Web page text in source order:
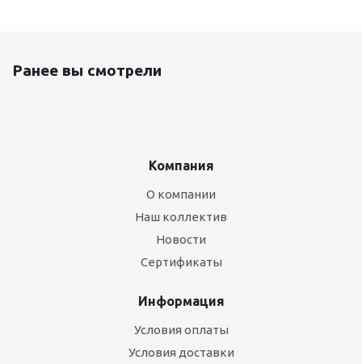
Ранее вы смотрели
Компания
О компании
Наш коллектив
Новости
Сертификаты
Информация
Условия оплаты
Условия доставки